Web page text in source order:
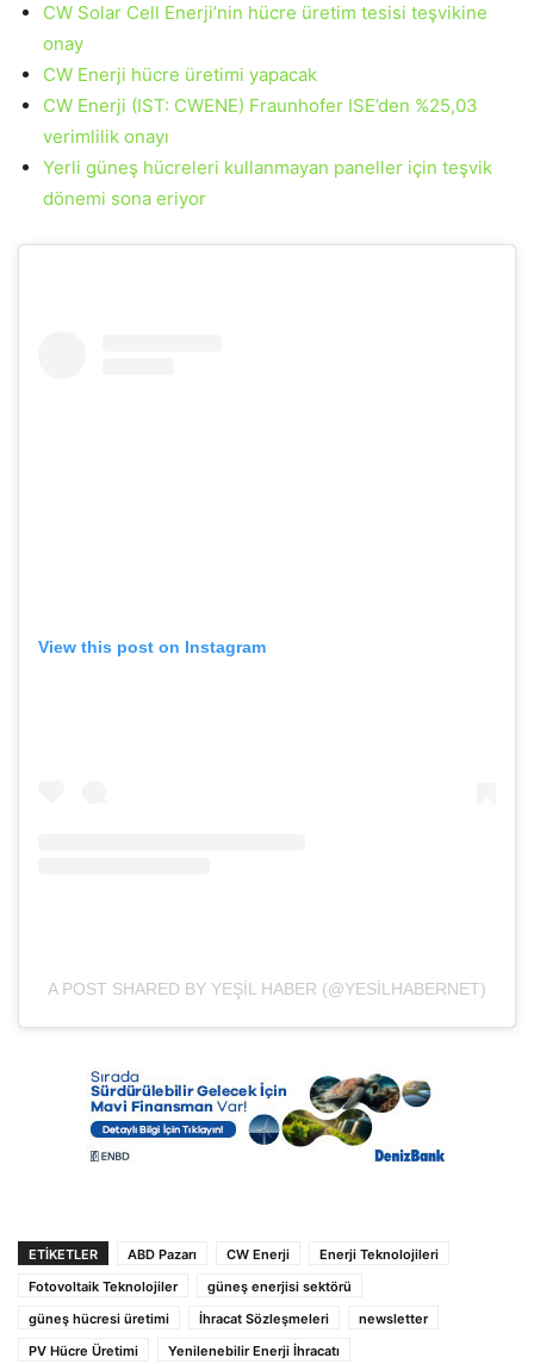
CW Solar Cell Enerji’nin hücre üretim tesisi teşvikine
onay
CW Enerji hücre üretimi yapacak
CW Enerji (IST: CWENE) Fraunhofer ISE’den %25,03
verimlilik onayı
Yerli güneş hücreleri kullanmayan paneller için teşvik
dönemi sona eriyor
View this post on Instagram
A POST SHARED BY YEŞIL HABER (@YESILHABERNET)
ETIKETLER ABD Pazarı CW Enerji
Enerji Teknolojileri
Fotovoltaik Teknolojiler
güneş enerjisi sektörü
güneş hücresi üretimi
İhracat Sözleşmeleri
newsletter
PV Hücre Üretimi
Yenilenebilir Enerji İhracatı